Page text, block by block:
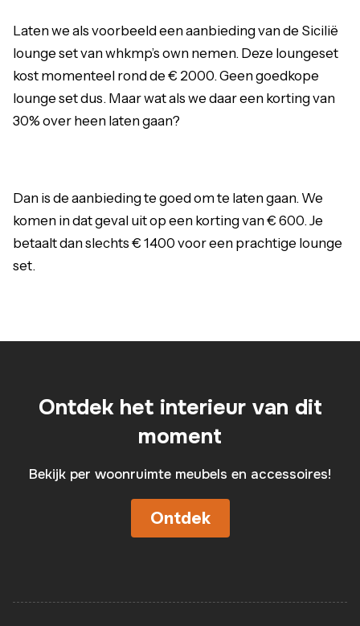
Laten we als voorbeeld een aanbieding van de Sicilië
lounge set van whkmp’s own nemen. Deze loungeset
kost momenteel rond de € 2000. Geen goedkope
lounge set dus. Maar wat als we daar een korting van
30% over heen laten gaan?
Dan is de aanbieding te goed om te laten gaan. We
komen in dat geval uit op een korting van € 600. Je
betaalt dan slechts € 1400 voor een prachtige lounge
set.
Ontdek het interieur van dit
moment
Bekijk per woonruimte meubels en accessoires!
Ontdek